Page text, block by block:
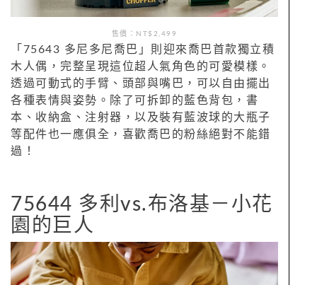
售價：NT$2,499
「75643 多尼多尼喬巴」則迎來喬巴首款獨立積
木人偶，完整呈現這位超人氣角色的可愛模樣。
透過可動式的手臂、頭部與嘴巴，可以自由擺出
各種表情與姿勢。除了可拆卸的藍色背包，書
本、收納盒、注射器，以及裝有藍波球的大瓶子
等配件也一應俱全，喜歡喬巴的粉絲絕對不能錯
過！
75644 多利vs.布洛基－小花
園的巨人